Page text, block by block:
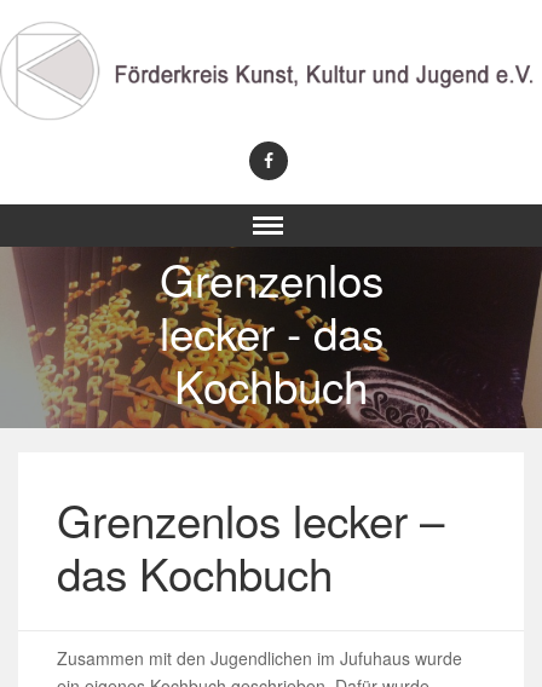
Grenzenlos
lecker - das
Kochbuch
Grenzenlos lecker –
das Kochbuch
Zusammen mit den Jugendlichen im Jufuhaus wurde